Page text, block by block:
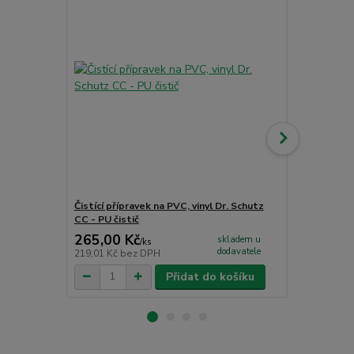
Čistící přípravek na PVC, vinyl Dr. Schutz
CC - PU čistič
265,00 Kč/ks
219,01 Kč bez DPH
skladem u
dodavatele
Přidat do košíku